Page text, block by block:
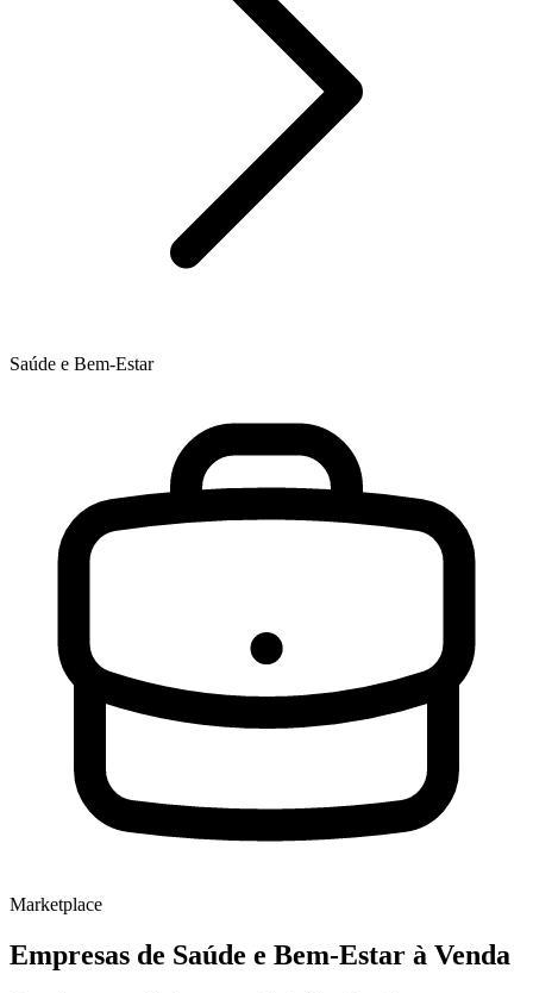
Saúde e Bem-Estar
Marketplace
Empresas de Saúde e Bem-Estar à Venda